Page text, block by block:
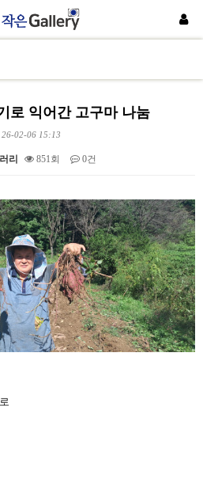
로 익어간 고구마 나눔
02-06 15:13
리 851회 0건